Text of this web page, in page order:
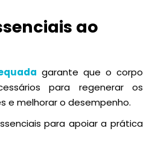
ao
garante que o corpo
para regenerar os
e melhorar o desempenho.
para apoiar a prática